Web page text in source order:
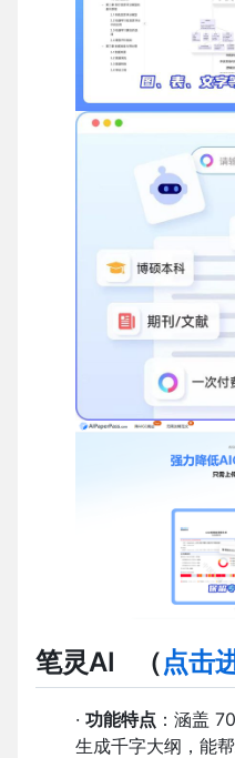
笔灵AI （点击
· 功能特点 ：涵盖
生成千字大纲，能